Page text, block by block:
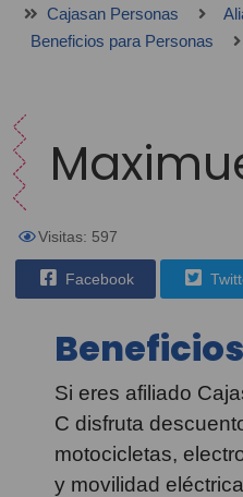
Cajasan Personas
Beneficios para Personas
Visitas: 597
Facebook
Si eres afiliado
C disfruta
motocicletas,
y movilidad